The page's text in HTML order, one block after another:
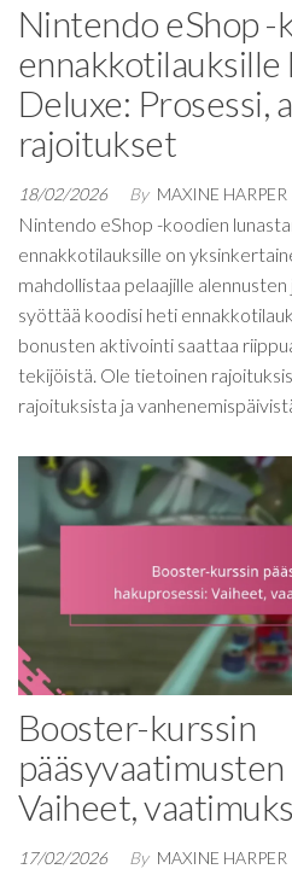
Nintendo eShop -
Deluxe: Prosessi,
rajoitukset
18/02/2026 By MAXINE HARPER
Nintendo eShop -koodien
ennakkotilauksille on
mahdollistaa pelaajille
syöttää koodisi heti
bonusten aktivointi saattaa
tekijöistä. Ole tietoinen
rajoituksista ja
Booster-kurssin
Vaiheet,
17/02/2026 By MAXINE HARPER